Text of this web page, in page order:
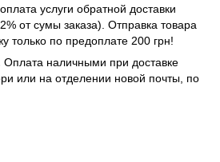
услуги обратной доставки
от сумы заказа). Отправка товара
только по предоплате 200 грн!
Оплата наличными при доставке
или на отделении новой почты, по